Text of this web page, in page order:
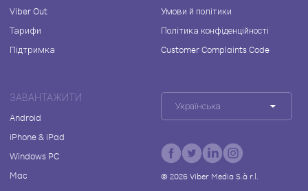
Viber Out
Тарифи
Підтримка
Умови й політики
Політика конфіденційності
Customer Complaints Code
ЗАВАНТАЖИТИ
Android
iPhone & iPad
Windows PC
Mac
Українська
© 2026Viber Media S.à r.l.